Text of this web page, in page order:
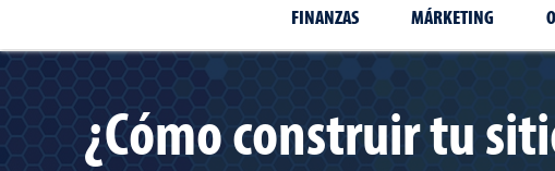
FINANZAS MÁRKETING
¿Cómo construir tu